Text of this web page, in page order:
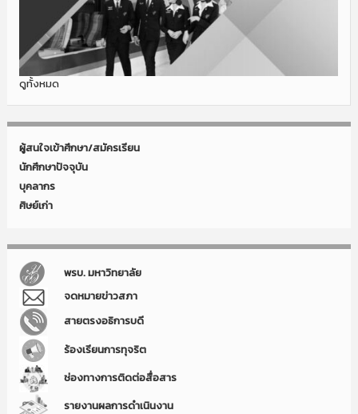
ดูทั้งหมด
ผู้สนใจเข้าศึกษา/สมัครเรียน
นักศึกษาปัจจุบัน
บุคลากร
ศิษย์เก่า
พรบ. มหาวิทยาลัย
จดหมายข่าวสภา
สายตรงอธิการบดี
ร้องเรียนการทุจริต
ช่องทางการติดต่อสื่อสาร
รายงานผลการดำเนินงาน